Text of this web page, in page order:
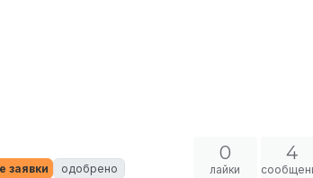
заявки
одобрено
0
лайки
4